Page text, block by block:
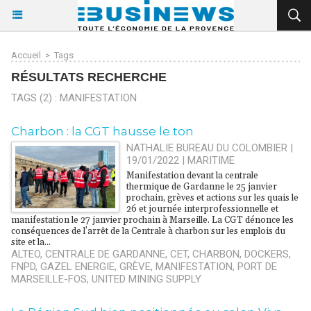
Accueil > Tags
RÉSULTATS RECHERCHE
TAGS (2) : MANIFESTATION
Charbon : la CGT hausse le ton
NATHALIE BUREAU DU COLOMBIER |
19/01/2022 |MARITIME
Manifestation devant la centrale
thermique de Gardanne le 25 janvier
prochain, grèves et actions sur les quais le
26 et journée interprofessionnelle et
manifestation le 27 janvier prochain à Marseille. La CGT dénonce les
conséquences de l’arrêt de la Centrale à charbon sur les emplois du
site et la...
ALTEO, CENTRALE DE GARDANNE, CET, CHARBON, DOCKERS,
FNPD, GAZEL ENERGIE, GRÈVE, MANIFESTATION, PORT DE
MARSEILLE-FOS, UNITED MINING SUPPLY